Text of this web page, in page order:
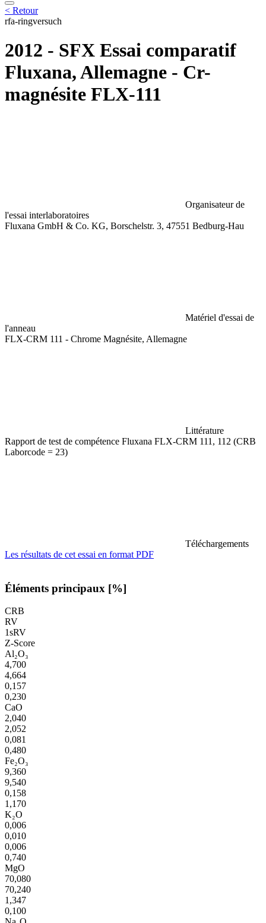
< Retour
rfa-ringversuch
2012 - SFX Essai comparatif
Fluxana, Allemagne - Cr-
magnésite FLX-111
Organisateur de
l'essai interlaboratoires
Fluxana GmbH & Co. KG, Borschelstr. 3, 47551 Bedburg-Hau
Matériel d'essai de
l'anneau
FLX-CRM 111 - Chrome Magnésite, Allemagne
Littérature
Rapport de test de compétence Fluxana FLX-CRM 111, 112 (CRB
Laborcode = 23)
Téléchargements
Les résultats de cet essai en format PDF
Éléments principaux [%]
CRB
RV
1sRV
Z-Score
Al₂O₃
4,700
4,664
0,157
0,230
CaO
2,040
2,052
0,081
0,480
Fe₂O₃
9,360
9,540
0,158
1,170
K₂O
0,006
0,010
0,006
0,740
MgO
70,080
70,240
1,347
0,100